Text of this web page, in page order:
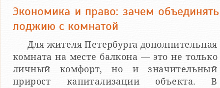
Экономика и право: зачем объединять
лоджию с комнатой
Для жителя Петербурга дополнительная
комната на месте балкона — это не только
личный комфорт, но и значительный
прирост капитализации объекта. В